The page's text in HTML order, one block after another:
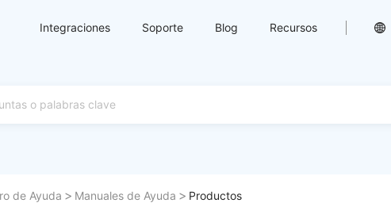
Integraciones Soporte Blog Recursos
de Ayuda Manuales de Ayuda Productos